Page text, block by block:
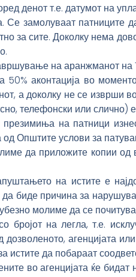
денот т.е. датумот на
замолуваат патниците
за сите. Доколку нема
на аранжманот на
50% аконтација во
а доколку не се изврши
телефонски или слично)
на патници
од Општите услови за
да приложите копии од
на истите е
биде причина за
молиме да се
на легла, т.е.
агенцијата
истите да побараат
во агенцијата ќе